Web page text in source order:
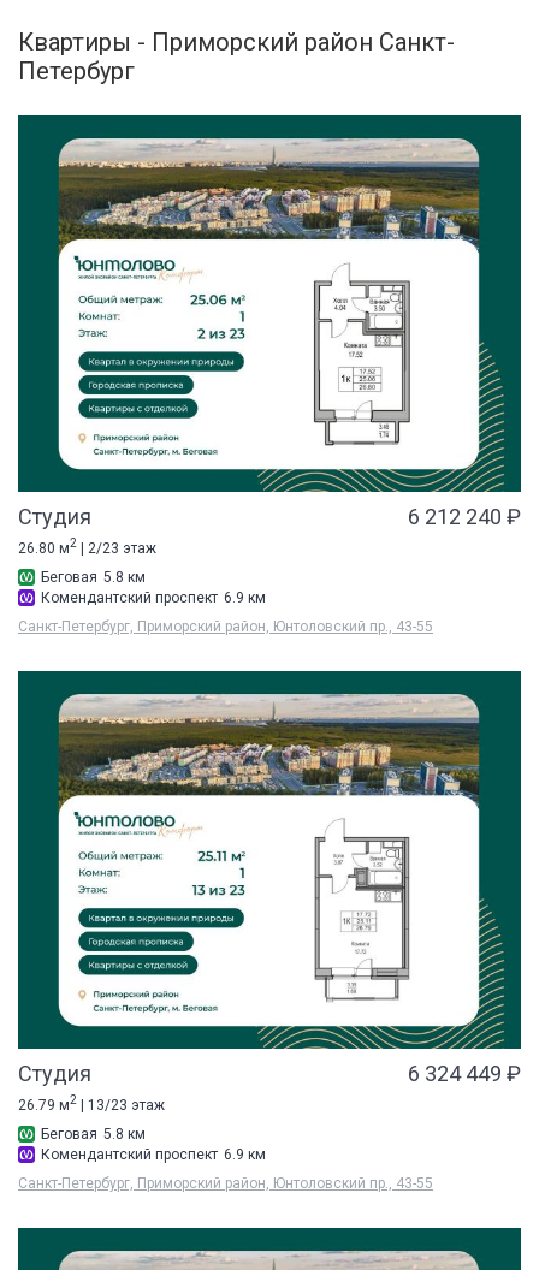
Квартиры - Приморский район Санкт-
Петербург
Студия 6 212 240 ₽
26.80 м2
| 2/23 этаж
Беговая 5.8 км
Комендантский проспект 6.9 км
Санкт-Петербург, Приморский район, Юнтоловский пр., 43-55
Студия 6 324 449 ₽
26.79 м2 | 13/23 этаж
Беговая 5.8 км
Комендантский проспект 6.9 км
Санкт-Петербург, Приморский район, Юнтоловский пр., 43-55